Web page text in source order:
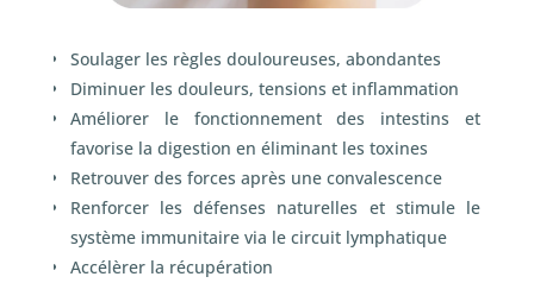
Soulager les règles douloureuses, abondantes
Diminuer les douleurs, tensions et inflammation
Améliorer le fonctionnement des intestins et
favorise la digestion en éliminant les toxines
Retrouver des forces après une convalescence
Renforcer les défenses naturelles et stimule le
système immunitaire via le circuit lymphatique
Accélèrer la récupération